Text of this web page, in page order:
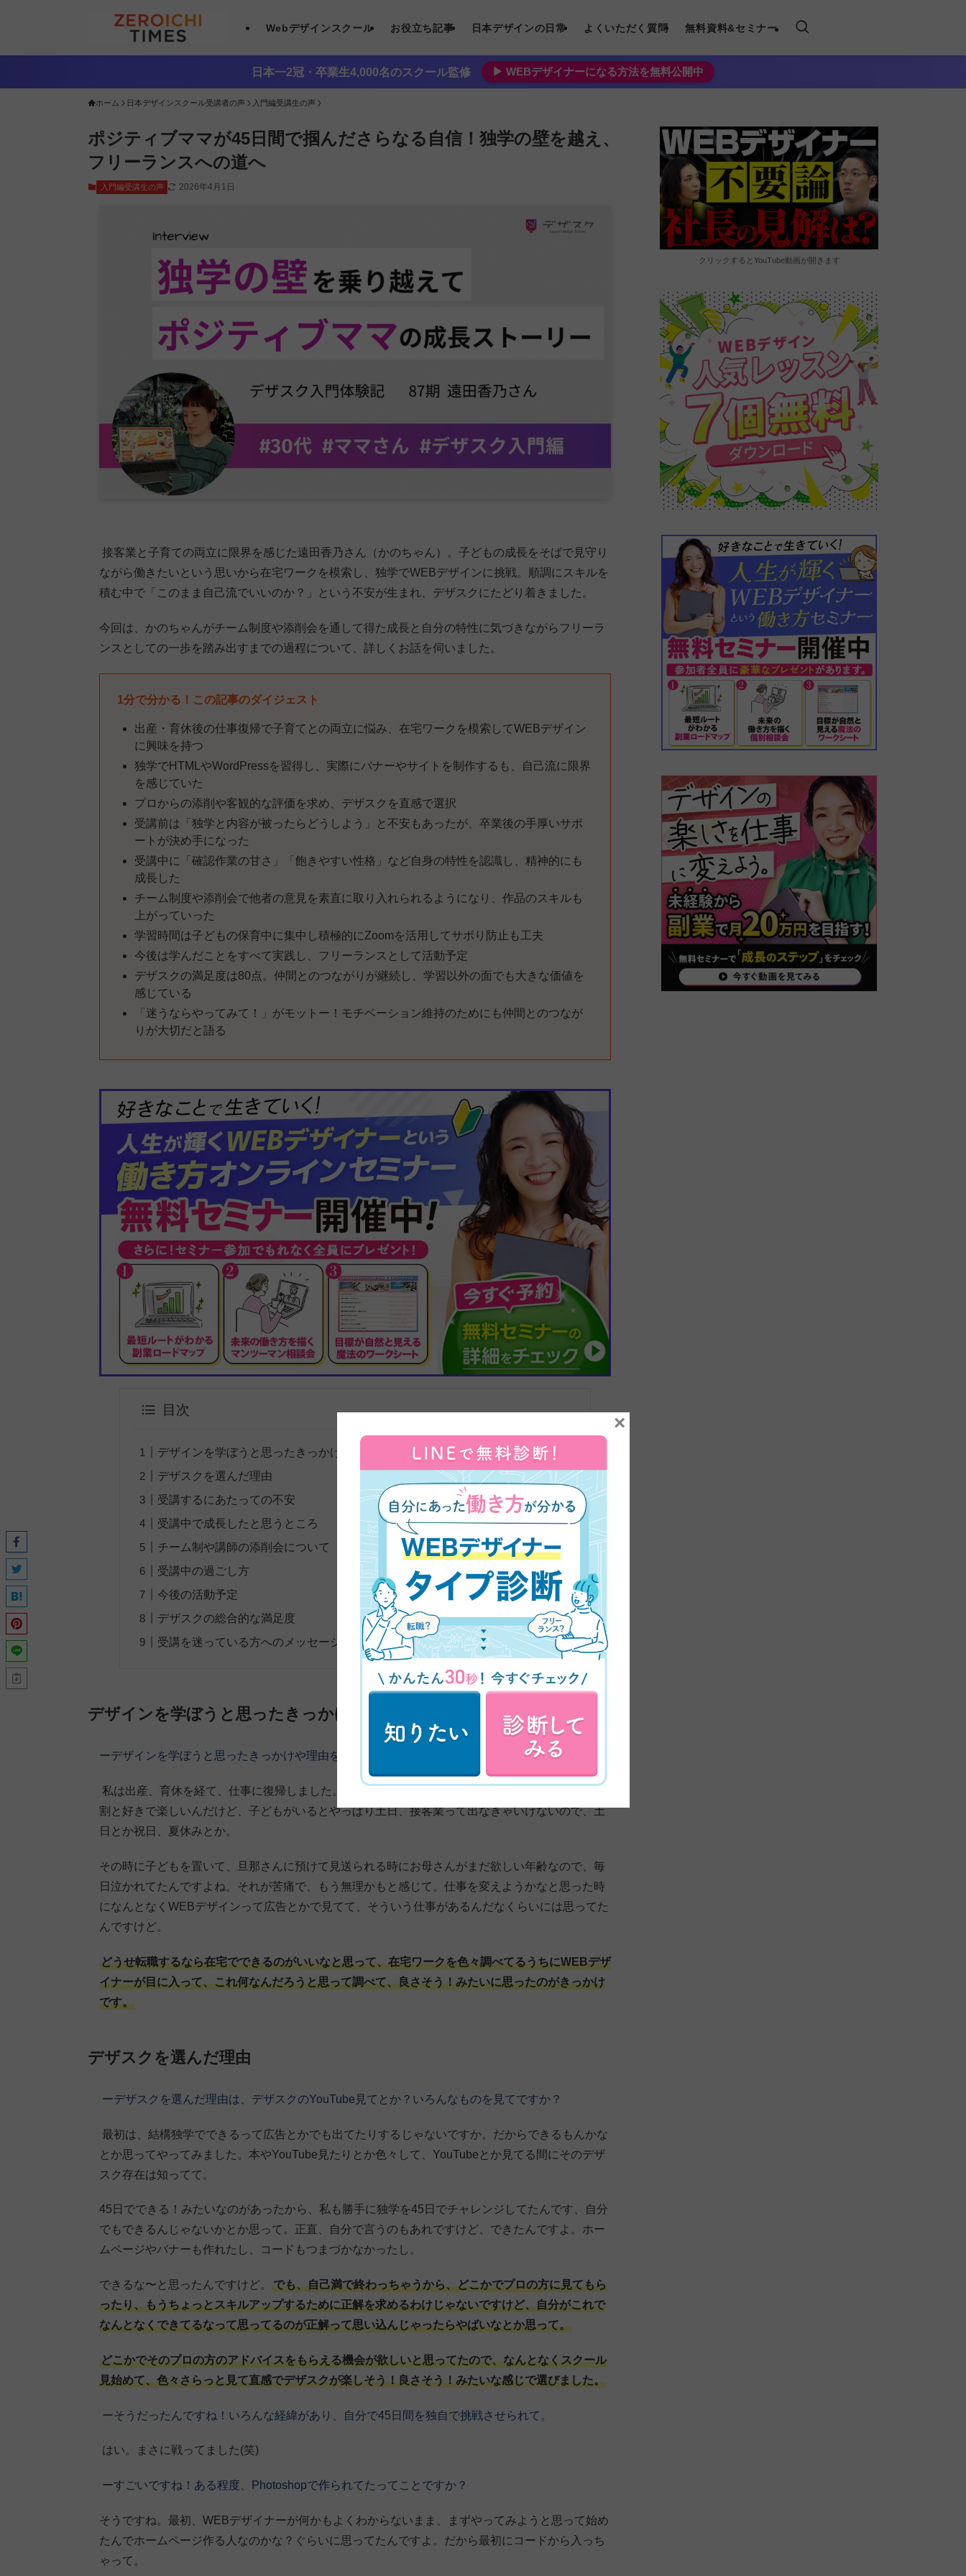
Webデザインスクール お役立ち記事 日本デザインの日常 よくいただく質問 無料資料&セミナー
日本一2冠・卒業生4,000名のスクール監修 ▶︎ WEBデザイナーになる方法を無料公開中
ホーム 日本デザインスクール受講者の声 入門編受講生の声
ポジティブママが45日間で掴んださらなる自信！独学の壁を越え、
フリーランスへの道へ
入門編受講生の声 2026年4月1日
接客業と子育ての両立に限界を感じた遠田香乃さん（かのちゃん）。子どもの成長をそばで見守り
ながら働きたいという思いから在宅ワークを模索し、独学でWEBデザインに挑戦。順調にスキルを
積む中で「このまま自己流でいいのか？」という不安が生まれ、デザスクにたどり着きました。
今回は、かのちゃんがチーム制度や添削会を通して得た成長と自分の特性に気づきながらフリーラ
ンスとしての一歩を踏み出すまでの過程について、詳しくお話を伺いました。
1分で分かる！この記事のダイジェスト
出産・育休後の仕事復帰で子育てとの両立に悩み、在宅ワークを模索してWEBデザイン
に興味を持つ
独学でHTMLやWordPressを習得し、実際にバナーやサイトを制作するも、自己流に限界
を感じていた
プロからの添削や客観的な評価を求め、デザスクを直感で選択
受講前は「独学と内容が被ったらどうしよう」と不安もあったが、卒業後の手厚いサポ
ートが決め手になった
受講中に「確認作業の甘さ」「飽きやすい性格」など自身の特性を認識し、精神的にも
成長した
チーム制度や添削会で他者の意見を素直に取り入れられるようになり、作品のスキルも
上がっていった
学習時間は子どもの保育中に集中し積極的にZoomを活用してサボり防止も工夫
今後は学んだことをすべて実践し、フリーランスとして活動予定
デザスクの満足度は80点。仲間とのつながりが継続し、学習以外の面でも大きな価値を
感じている
「迷うならやってみて！」がモットー！モチベーション維持のためにも仲間とのつなが
りが大切だと語る
目次
デザインを学ぼうと思ったきっかけ
デザスクを選んだ理由
受講するにあたっての不安
受講中で成長したと思うところ
チーム制や講師の添削会について
受講中の過ごし方
今後の活動予定
デザスクの総合的な満足度
受講を迷っている方へのメッセージ
デザインを学ぼうと思ったきっかけ
ーデザインを学ぼうと思ったきっかけや理由を教えてください。
私は出産、育休を経て、仕事に復帰しました。元々アパレルだったんですけど、アパレルの仕事は
割と好きで楽しいんだけど、子どもがいるとやっぱり土日、接客業って出なきゃいけないので、土
日とか祝日、夏休みとか。
その時に子どもを置いて、旦那さんに預けて見送られる時にお母さんがまだ欲しい年齢なので、毎
日泣かれてたんですよね。それが苦痛で、もう無理かもと感じて。仕事を変えようかなと思った時
になんとなくWEBデザインって広告とかで見てて、そういう仕事があるんだなくらいには思ってた
んですけど。
どうせ転職するなら在宅でできるのがいいなと思って、在宅ワークを色々調べてるうちにWEBデザ
イナーが目に入って、これ何なんだろうと思って調べて、良さそう！みたいに思ったのがきっかけ
です。
デザスクを選んだ理由
ーデザスクを選んだ理由は、デザスクのYouTube見てとか？いろんなものを見てですか？
最初は、結構独学でできるって広告とかでも出てたりするじゃないですか。だからできるもんかな
とか思ってやってみました。本やYouTube見たりとか色々して、YouTubeとか見てる間にそのデザ
スク存在は知ってて。
45日でできる！みたいなのがあったから、私も勝手に独学を45日でチャレンジしてたんです、自分
でもできるんじゃないかとか思って。正直、自分で言うのもあれですけど、できたんですよ。ホー
ムページやバナーも作れたし、コードもつまづかなかったし。
できるな〜と思ったんですけど。
でも、自己満で終わっちゃうから、どこかでプロの方に見てもら
ったり、もうちょっとスキルアップするために正解を求めるわけじゃないですけど、自分がこれで
なんとなくできてるなって思ってるのが正解って思い込んじゃったらやばいなとか思って。
どこかでそのプロの方のアドバイスをもらえる機会が欲しいと思ってたので、なんとなくスクール
見始めて、色々さらっと見て直感でデザスクが楽しそう！良さそう！みたいな感じで選びました。
ーそうだったんですね！いろんな経緯があり、自分で45日間を独自で挑戦させられて。
はい。まさに戦ってました(笑)
ーすごいですね！ある程度、Photoshopで作られてたってことですか？
そうですね。最初、WEBデザイナーが何かもよくわからないまま、まずやってみようと思って始め
たんでホームページ作る人なのかな？ぐらいに思ってたんですよ。だから最初にコードから入っち
ゃって。
クリックするとYouTube動画が開きます
×